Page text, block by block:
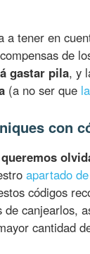
a tener en
de
gastar pila, y
(a no ser que
con
apartado
códigos
de canjearlos,
cantidad